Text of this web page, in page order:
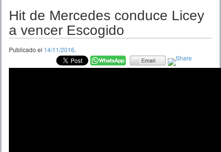
TEMPORADAS
Hit de Mercedes conduce Licey
a vencer Escogido
Publicado el 14/11/2016.